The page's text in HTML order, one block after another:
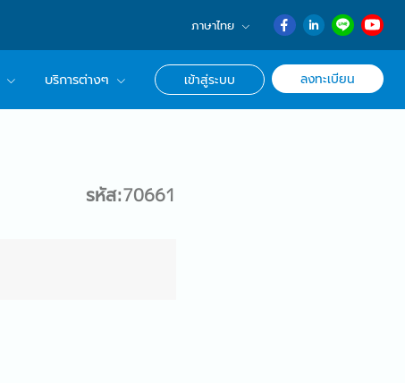
ภาษาไทย
English
日本語
บริการต่างๆ เข้าสู่ระบบ ลงทะเบียน
รหัส:70661